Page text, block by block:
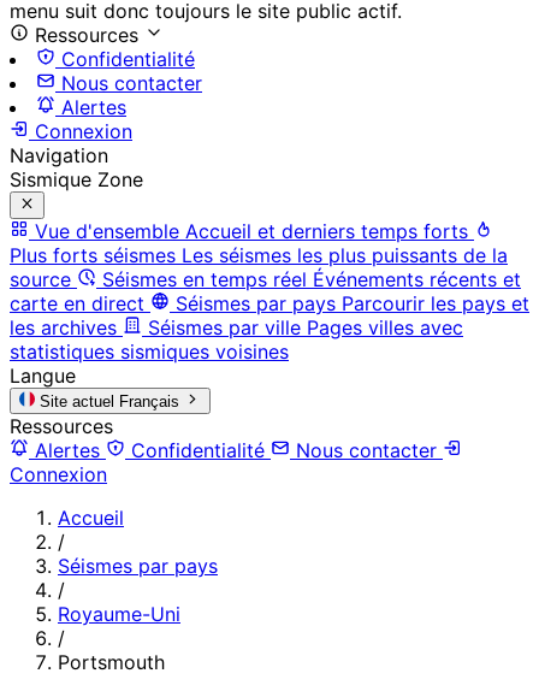
menu suit donc toujours le site public actif.
Ressources
Confidentialité
Nous contacter
Alertes
Connexion
Navigation
Sismique Zone
Vue d'ensemble Accueil et derniers temps forts
Plus forts séismes Les séismes les plus puissants de la
source
Séismes en temps réel Événements récents et
carte en direct
Séismes par pays Parcourir les pays et
les archives
Séismes par ville Pages villes avec
statistiques sismiques voisines
Langue
Site actuel Français
Ressources
Alertes
Confidentialité
Nous contacter
Connexion
Accueil
/
Séismes par pays
/
Royaume-Uni
/
Portsmouth